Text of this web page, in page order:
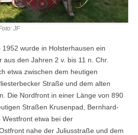
JF
wurde in Holsterhausen ein
aus den Jahren 2 v. bis 11 n. Chr.
etwa zwischen dem heutigen
Straße und dem alten
Die Nordfront in einer Länge von 890
Straßen Krusenpad, Bernhard-
etwa bei der
nahe der Juliusstraße und dem